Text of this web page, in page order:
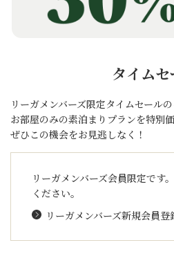
タイムセ
リーガメンバーズ限定タイムセールの
お部屋のみの素泊まりプランを特別
ぜひこの機会をお見逃しなく！
リーガメンバーズ会員限定です。
ください。
リーガメンバーズ新規会員登